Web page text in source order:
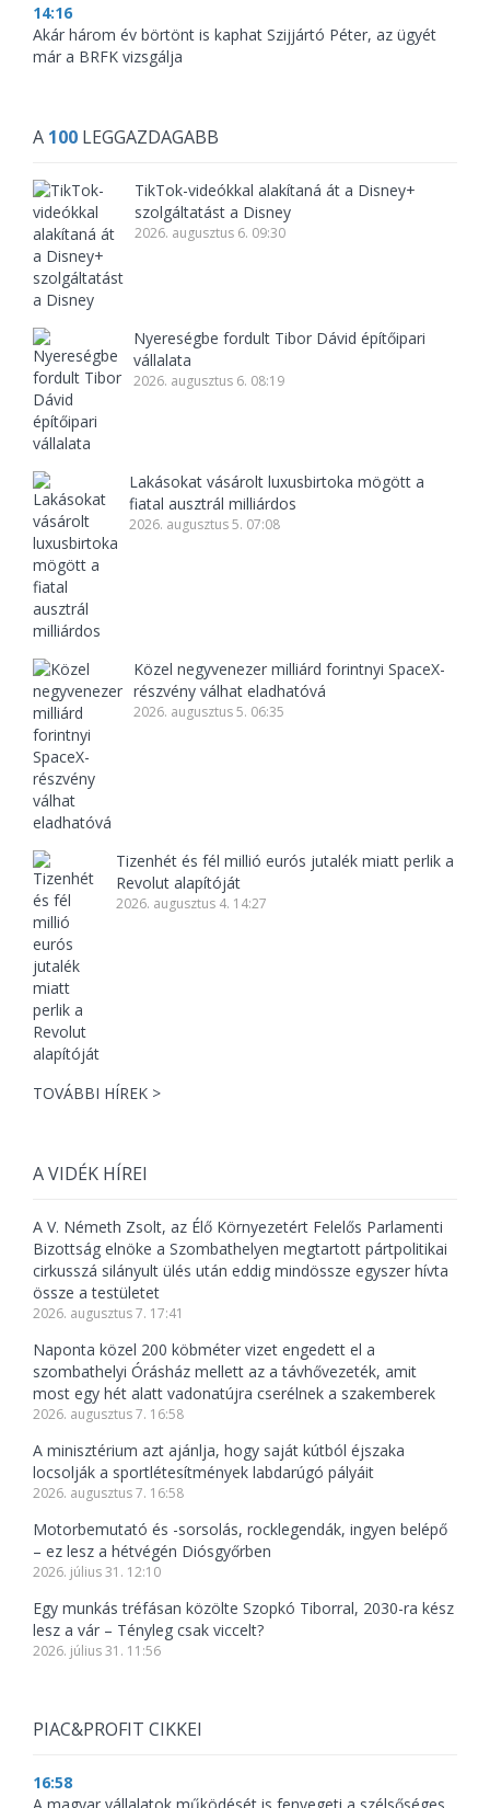
14:16
Akár három év börtönt is kaphat Szijjártó Péter, az ügyét
már a BRFK vizsgálja
A 100 LEGGAZDAGABB
TikTok-videókkal alakítaná át a Disney+
szolgáltatást a Disney
2026. augusztus 6. 09:30
Nyereségbe fordult Tibor Dávid építőipari
vállalata
2026. augusztus 6. 08:19
Lakásokat vásárolt luxusbirtoka mögött a
fiatal ausztrál milliárdos
2026. augusztus 5. 07:08
Közel negyvenezer milliárd forintnyi SpaceX-
részvény válhat eladhatóvá
2026. augusztus 5. 06:35
Tizenhét és fél millió eurós jutalék miatt perlik a
Revolut alapítóját
2026. augusztus 4. 14:27
TOVÁBBI HÍREK >
A VIDÉK HÍREI
A V. Németh Zsolt, az Élő Környezetért Felelős Parlamenti
Bizottság elnöke a Szombathelyen megtartott pártpolitikai
cirkusszá silányult ülés után eddig mindössze egyszer hívta
össze a testületet
2026. augusztus 7. 17:41
Naponta közel 200 köbméter vizet engedett el a
szombathelyi Órásház mellett az a távhővezeték, amit
most egy hét alatt vadonatújra cserélnek a szakemberek
2026. augusztus 7. 16:58
A minisztérium azt ajánlja, hogy saját kútból éjszaka
locsolják a sportlétesítmények labdarúgó pályáit
2026. augusztus 7. 16:58
Motorbemutató és -sorsolás, rocklegendák, ingyen belépő
– ez lesz a hétvégén Diósgyőrben
2026. július 31. 12:10
Egy munkás tréfásan közölte Szopkó Tiborral, 2030-ra kész
lesz a vár – Tényleg csak viccelt?
2026. július 31. 11:56
PIAC&PROFIT CIKKEI
16:58